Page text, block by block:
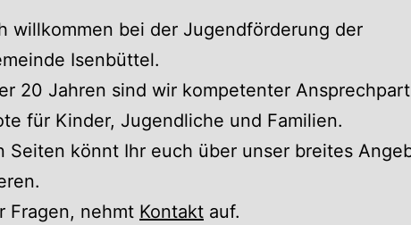
willkommen bei der Jugendförderung der
Isenbüttel.
20 Jahren sind wir kompetenter
für Kinder, Jugendliche und Familien.
Seiten könnt Ihr euch über unser breites
Fragen, nehmt Kontakt auf.